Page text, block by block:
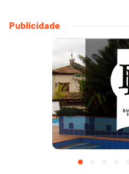
Publicidade